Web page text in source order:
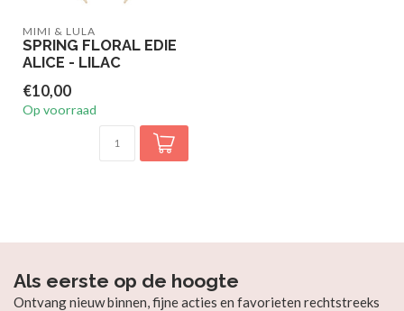
MIMI & LULA
SPRING FLORAL EDIE
ALICE - LILAC
€10,00
Op voorraad
Als eerste op de hoogte
Ontvang nieuw binnen, fijne acties en favorieten rechtstreeks